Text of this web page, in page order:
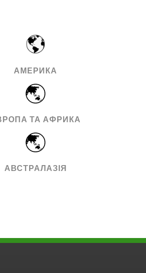
АМЕРИКА
ТА АФРИКА
АВСТРАЛАЗІЯ